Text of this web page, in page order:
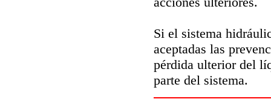
Si el sistema
aceptadas las
pérdida ulterior del
parte del sistema.